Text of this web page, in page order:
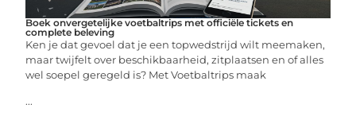
Boek onvergetelijke voetbaltrips met officiële tickets en
complete beleving
Ken je dat gevoel dat je een topwedstrijd wilt meemaken,
maar twijfelt over beschikbaarheid, zitplaatsen en of alles
wel soepel geregeld is? Met Voetbaltrips maak
...